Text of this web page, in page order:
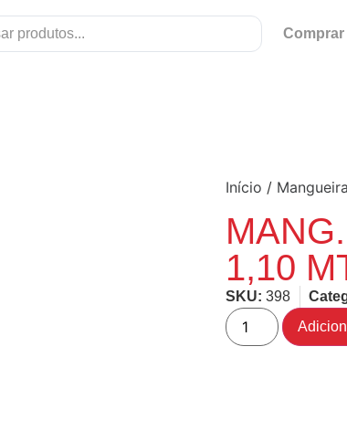
Comprar
Início /
1,10
SKU: 398